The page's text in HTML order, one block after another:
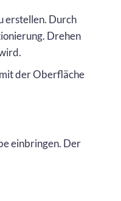
erstellen. Durch
Drehen
der Oberfläche
einbringen. Der